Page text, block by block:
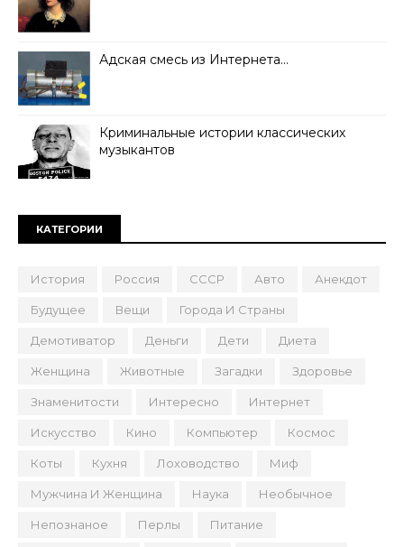
Адская смесь из Интернета…
Криминальные истории классических
музыкантов
КАТЕГОРИИ
История Россия СССР Авто Анекдот
Будущее Вещи Города И Страны
Демотиватор Деньги Дети Диета
Женщина Животные Загадки Здоровье
Знаменитости Интересно Интернет
Искусство Кино Компьютер Космос
Коты Кухня Лоховодство Миф
Мужчина И Женщина Наука Необычное
Непознаное Перлы Питание